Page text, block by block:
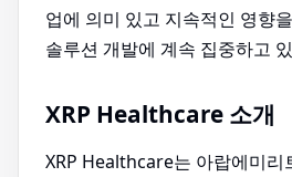
업에 의미 있고 지속적인 영향
솔루션 개발에 계속 집중하고
XRP Healthcare 소개
XRP Healthcare는 아랍에미리